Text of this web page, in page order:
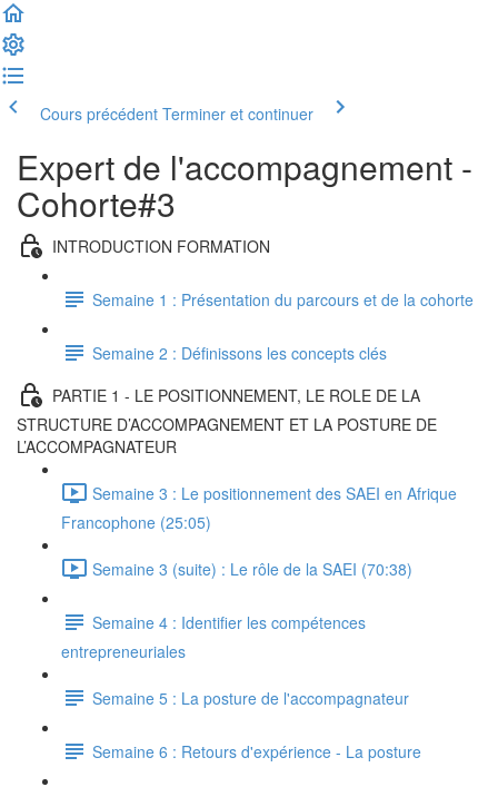
Cours précédent Terminer et continuer
Expert de l'accompagnement -
Cohorte#3
INTRODUCTION FORMATION
Semaine 1 : Présentation du parcours et de la cohorte
Semaine 2 : Définissons les concepts clés
PARTIE 1 - LE POSITIONNEMENT, LE ROLE DE LA
STRUCTURE D’ACCOMPAGNEMENT ET LA POSTURE DE
L’ACCOMPAGNATEUR
Semaine 3 : Le positionnement des SAEI en Afrique
Francophone (25:05)
Semaine 3 (suite) : Le rôle de la SAEI (70:38)
Semaine 4 : Identifier les compétences
entrepreneuriales
Semaine 5 : La posture de l'accompagnateur
Semaine 6 : Retours d'expérience - La posture